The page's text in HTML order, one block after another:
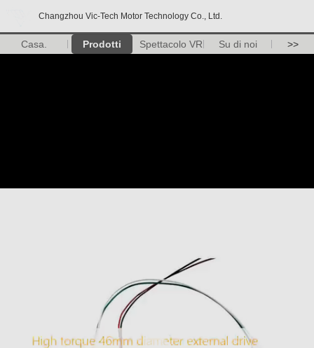
Changzhou Vic-Tech Motor Technology Co., Ltd.
Casa. Prodotti Spettacolo VR Su di noi >>